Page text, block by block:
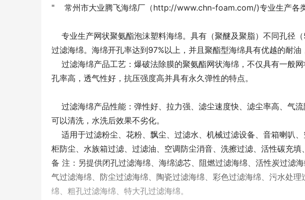
" 常州市大业腾飞海绵厂（http://www.chn-foam.com/)专业生产各类
专业生产网状聚氨酯泡沫塑料海绵。具有（聚醚及聚脂）不同孔径
过滤海绵。海绵开孔率达到97%以上，并且聚酯型海绵具有优越的耐油
过滤海绵产品工艺：爆破法除膜的聚氨酯网状海绵，不仅具有一般
孔率高，透气性好，抗压强度高并具有永久弹性的特点。
过滤海绵产品性能：弹性好、拉力强、滤尘速度快、滤尘率高、气流
可以清洗，水洗后效果不劣化。
适用于过滤粉尘、花粉、飘尘、过滤水、机械过滤设备、音箱喇叭
柜防尘、水族箱过滤、过滤油、空调防尘消音、洗擦过滤、活性碳充填
备 注：另提供闭孔过滤海绵、海绵滤芯、阻燃过滤海绵、活性炭过滤
气过滤海绵、防尘过滤海绵、陶瓷过滤海绵、彩色过滤海绵、污水处
绵、粗孔过滤海绵、特大孔过滤海绵。